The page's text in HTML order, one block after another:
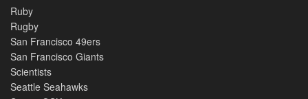
Ruby
Rugby
San Francisco 49ers
San Francisco Giants
Scientists
Seattle Seahawks